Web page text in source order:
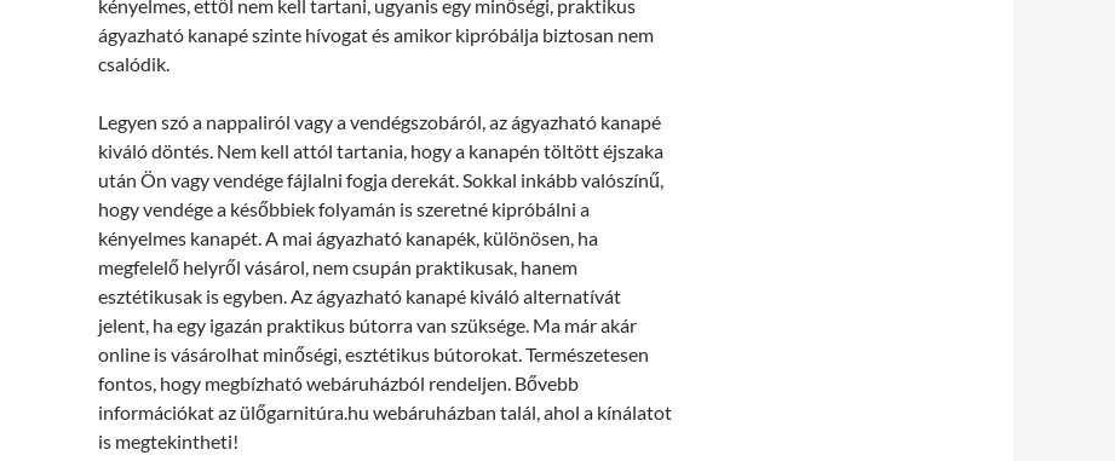
kényelmes, ettől nem kell tartani, ugyanis egy minőségi, praktikus
ágyazható kanapé szinte hívogat és amikor kipróbálja biztosan nem
csalódik.
Legyen szó a nappaliról vagy a vendégszobáról, az ágyazható kanapé
kiváló döntés. Nem kell attól tartania, hogy a kanapén töltött éjszaka
után Ön vagy vendége fájlalni fogja derekát. Sokkal inkább valószínű,
hogy vendége a későbbiek folyamán is szeretné kipróbálni a
kényelmes kanapét. A mai ágyazható kanapék, különösen, ha
megfelelő helyről vásárol, nem csupán praktikusak, hanem
esztétikusak is egyben. Az ágyazható kanapé kiváló alternatívát
jelent, ha egy igazán praktikus bútorra van szüksége. Ma már akár
online is vásárolhat minőségi, esztétikus bútorokat. Természetesen
fontos, hogy megbízható webáruházból rendeljen. Bővebb
információkat az ülőgarnitúra.hu webáruházban talál, ahol a kínálatot
is megtekintheti!